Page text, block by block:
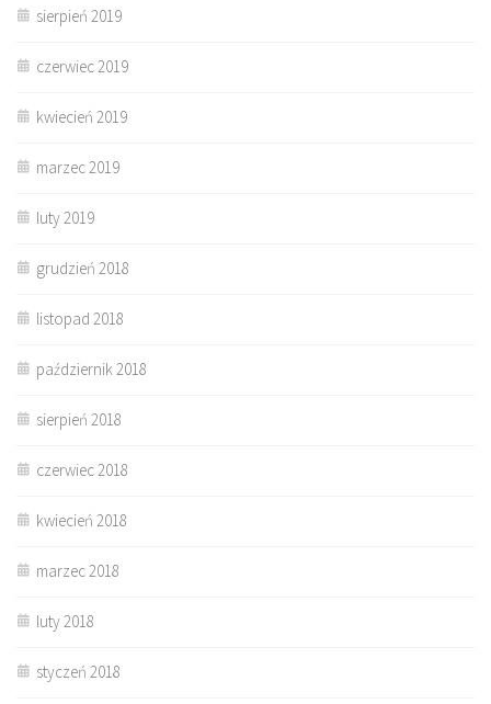
sierpień 2019
czerwiec 2019
kwiecień 2019
marzec 2019
luty 2019
grudzień 2018
listopad 2018
październik 2018
sierpień 2018
czerwiec 2018
kwiecień 2018
marzec 2018
luty 2018
styczeń 2018